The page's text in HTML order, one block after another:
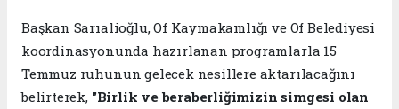
Başkan Sarıalioğlu, Of Kaymakamlığı ve Of Belediyesi
koordinasyonunda hazırlanan programlarla 15
Temmuz ruhunun gelecek nesillere aktarılacağını
belirterek, "Birlik ve beraberliğimizin simgesi olan